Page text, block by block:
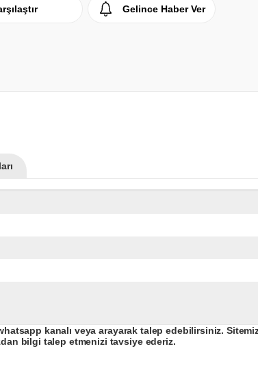
Gelince Haber Ver
kanalı veya arayarak talep edebilirsiniz.
bilgi talep etmenizi tavsiye ederiz.